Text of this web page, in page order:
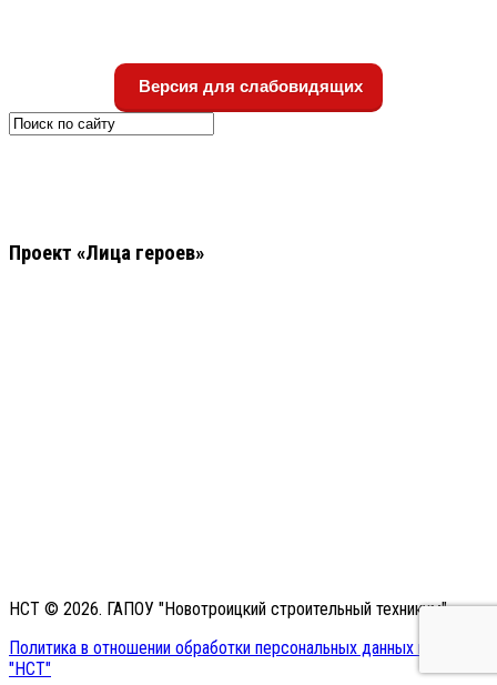
Версия для слабовидящих
Проект «Лица героев»
НСТ © 2026. ГАПОУ "Новотроицкий строительный техникум"
Политика в отношении обработки персональных данных в ГАПОУ
"НСТ"